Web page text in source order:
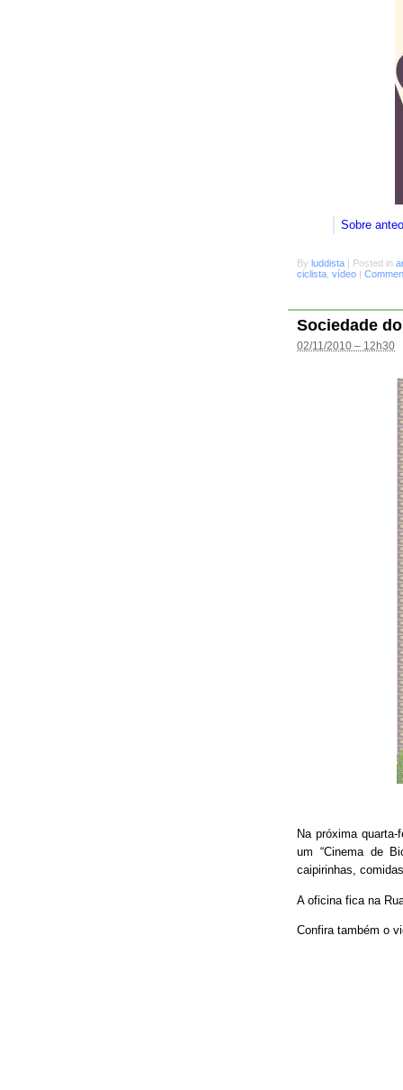
Sobre
By luddista Posted in
ciclista vídeo
Sociedade
02/11/2010 – 12h30
Na próxima
um “Cinema de
caipirinhas,
A oficina fica na
Confira também o